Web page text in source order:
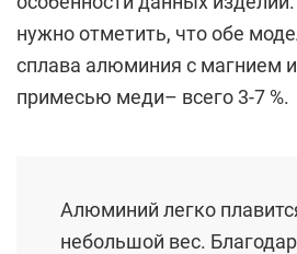
нужно отметить, что обе
сплава алюминия с магнием
примесью меди– всего 3-7 %.
Алюминий легко
небольшой вес.